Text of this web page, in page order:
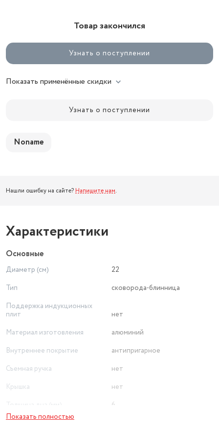
Товар закончился
Узнать о поступлении
Показать применённые скидки
Узнать о поступлении
Noname
Нашли ошибку на сайте? Напишите нам.
Характеристики
Основные
Диаметр (см)
22
Тип
сковорода-блинница
Поддержка индукционных
плит
нет
Материал изготовления
алюминий
Внутреннее покрытие
антипригарное
Съемная ручка
нет
Крышка
нет
6
Показать полностью